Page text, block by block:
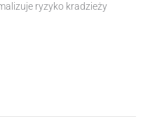
do
ryzyko kradzieży